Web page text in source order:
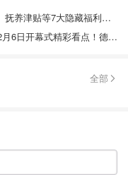
书海牙认证
公证处办理的，翻译
两份公证书的双认
之后，只需要进行公
意大利孕产福利攻略 - 一次性补贴、抚养津贴等7大隐藏福利！符合条件一年可拿近万欧！
2026年米兰科尔蒂纳冬奥会攻略 - 2月6日开幕式精彩看点！德国旗手和全新队服曝光！
全部